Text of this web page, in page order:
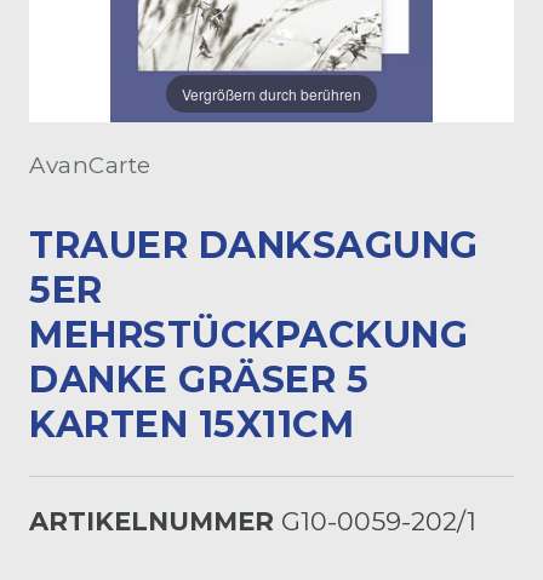
Vergrößern durch berühren
AvanCarte
TRAUER DANKSAGUNG
5ER
MEHRSTÜCKPACKUNG
DANKE GRÄSER 5
KARTEN 15X11CM
ARTIKELNUMMER G10-0059-202/1